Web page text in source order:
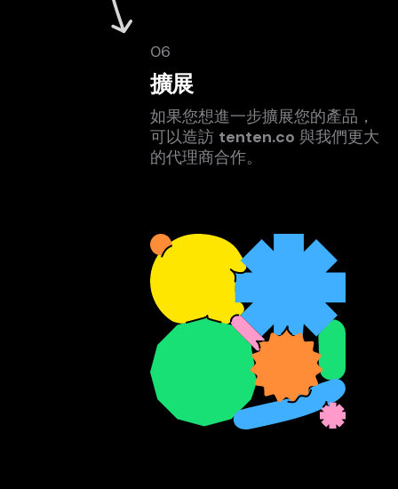
06
擴展
如果您想進一步擴展您的產品，
可以造訪 tenten.co 與我們更大
的代理商合作。